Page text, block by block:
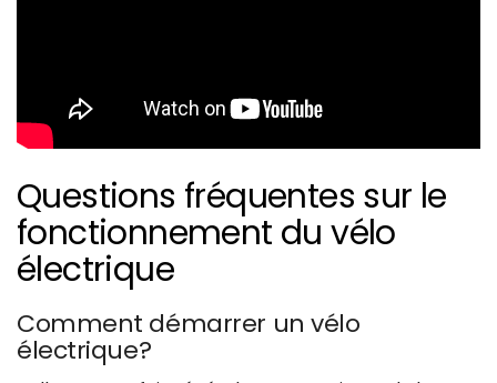
Questions fréquentes sur le
fonctionnement du vélo
électrique
Comment démarrer un vélo
électrique?